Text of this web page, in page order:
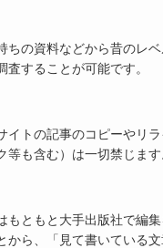
ちの資料などから昔のレ
査することが可能です。
イトの記事のコピーやリ
等も含む）は一切禁じます
もともと大手出版社で編
から、「見て書いている文